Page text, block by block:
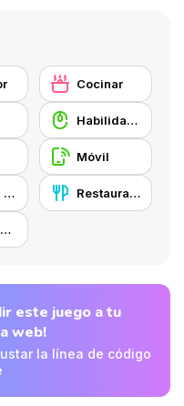
Cocinar
Habilidad con el ratón
Móvil
Pantalla táctil Restaurante
Servir Comida
este juego a tu
web!
la línea de código